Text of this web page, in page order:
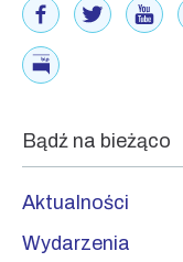
Bądź na bieżąco
Aktualności
Wydarzenia